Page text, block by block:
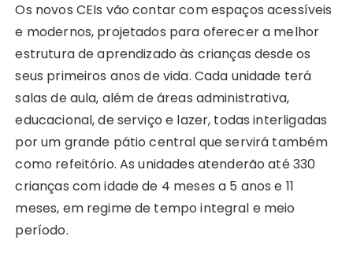
Os novos CEIs vão contar com espaços acessíveis
e modernos, projetados para oferecer a melhor
estrutura de aprendizado às crianças desde os
seus primeiros anos de vida. Cada unidade terá
salas de aula, além de áreas administrativa,
educacional, de serviço e lazer, todas interligadas
por um grande pátio central que servirá também
como refeitório. As unidades atenderão até 330
crianças com idade de 4 meses a 5 anos e 11
meses, em regime de tempo integral e meio
período.